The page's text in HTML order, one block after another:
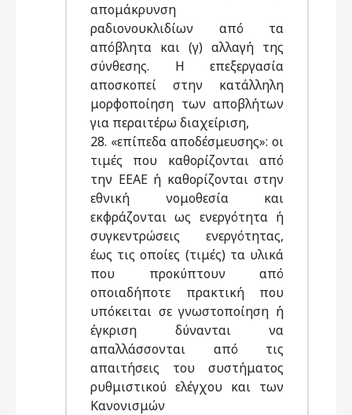
απομάκρυνση
ραδιονουκλιδίων από τα
απόβλητα και (γ) αλλαγή της
σύνθεσης. Η επεξεργασία
αποσκοπεί στην κατάλληλη
μορφοποίηση των αποβλήτων
για περαιτέρω διαχείριση,
28. «επίπεδα αποδέσμευσης»: οι
τιμές που καθορίζονται από
την ΕΕΑΕ ή καθορίζονται στην
εθνική νομοθεσία και
εκφράζονται ως ενεργότητα ή
συγκεντρώσεις ενεργότητας,
έως τις οποίες (τιμές) τα υλικά
που προκύπτουν από
οποιαδήποτε πρακτική που
υπόκειται σε γνωστοποίηση ή
έγκριση δύνανται να
απαλλάσσονται από τις
απαιτήσεις του συστήματος
ρυθμιστικού ελέγχου και των
Κανονισμών